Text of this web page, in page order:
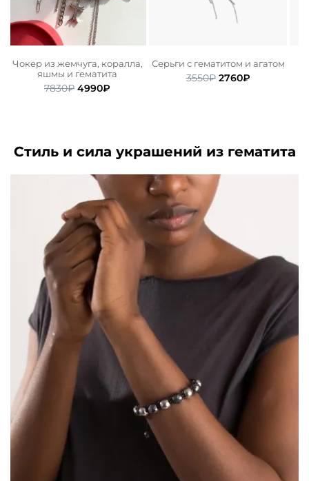
Чокер из жемчуга, коралла,
яшмы и гематита
7830₽ Первоначальная
4990₽
Серьги с гематитом и агатом
3550₽ Первоначальная
2760₽Текущая
Стиль и сила украшений из гематита